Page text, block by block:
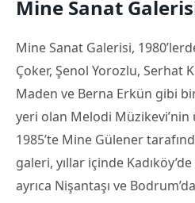
Mine Sanat
Mine Sanat Galerisi,
Çoker, Şenol Yorozlu, Serhat
Maden ve Berna Erkün gibi
yeri olan Melodi Müzikevi’nin
1985’te Mine Gülener
galeri, yıllar içinde
ayrıca Nişantaşı ve